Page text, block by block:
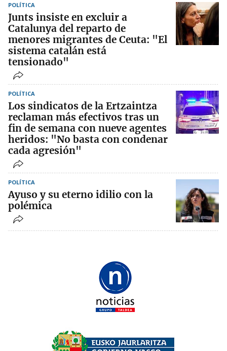
POLÍTICA
Junts insiste en excluir a
Catalunya del reparto de
menores migrantes de Ceuta: "El
sistema catalán está
tensionado"
POLÍTICA
Los sindicatos de la Ertzaintza
reclaman más efectivos tras un
fin de semana con nueve agentes
heridos: "No basta con condenar
cada agresión"
POLÍTICA
Ayuso y su eterno idilio con la
polémica